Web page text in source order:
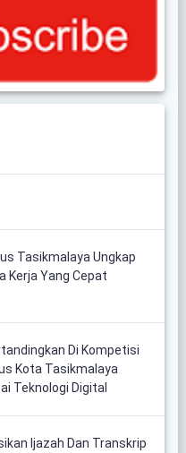
Tasikmalaya Ungkap
Kerja Yang Cepat
Di Kompetisi
Kota Tasikmalaya
Teknologi Digital
Ijazah Dan Transkrip